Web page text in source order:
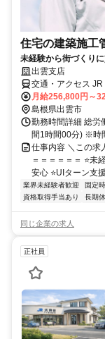
住宅の建築施工
未経験から街づくり
出雲支店
交通・アクセス
月給256,800円～
島根県出雲市
勤務時間詳細 総労
間1時間00分) ※時
仕事内容 ＼この求
＝＝＝＝＝＝ ⭐未
安心 ⭐UIターン支
業界未経験者歓迎 固定
資格取得手当あり
長期
同じ企業の求人
正社員